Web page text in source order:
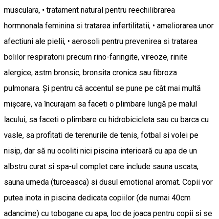
musculara, • tratament natural pentru reechilibrarea
hormnonala feminina si tratarea infertilitatii, • ameliorarea unor
afectiuni ale pielii, • aerosoli pentru prevenirea si tratarea
bolilor respiratorii precum rino-faringite, vireoze, rinite
alergice, astm bronsic, bronsita cronica sau fibroza
pulmonara. Și pentru că accentul se pune pe cât mai multă
mișcare, va încurajam sa faceti o plimbare lungă pe malul
lacului, sa faceti o plimbare cu hidrobicicleta sau cu barca cu
vasle, sa profitati de terenurile de tenis, fotbal si volei pe
nisip, dar să nu ocoliti nici piscina interioară cu apa de un
albstru curat si spa-ul complet care include sauna uscata,
sauna umeda (turceasca) si dusul emotional aromat. Copii vor
putea inota in piscina dedicata copiilor (de numai 40cm
adancime) cu tobogane cu apa, loc de joaca pentru copii si se